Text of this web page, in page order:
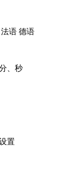
语 德语
、秒
置